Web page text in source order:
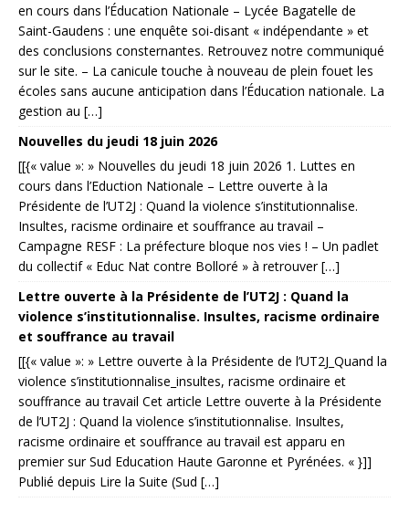
en cours dans l’Éducation Nationale – Lycée Bagatelle de
Saint-Gaudens : une enquête soi-disant « indépendante » et
des conclusions consternantes. Retrouvez notre communiqué
sur le site. – La canicule touche à nouveau de plein fouet les
écoles sans aucune anticipation dans l’Éducation nationale. La
gestion au […]
Nouvelles du jeudi 18 juin 2026
[[{« value »: » Nouvelles du jeudi 18 juin 2026 1. Luttes en
cours dans l’Eduction Nationale – Lettre ouverte à la
Présidente de l’UT2J : Quand la violence s’institutionnalise.
Insultes, racisme ordinaire et souffrance au travail –
Campagne RESF : La préfecture bloque nos vies ! – Un padlet
du collectif « Educ Nat contre Bolloré » à retrouver […]
Lettre ouverte à la Présidente de l’UT2J : Quand la
violence s’institutionnalise. Insultes, racisme ordinaire
et souffrance au travail
[[{« value »: » Lettre ouverte à la Présidente de l’UT2J_Quand la
violence s’institutionnalise_insultes, racisme ordinaire et
souffrance au travail Cet article Lettre ouverte à la Présidente
de l’UT2J : Quand la violence s’institutionnalise. Insultes,
racisme ordinaire et souffrance au travail est apparu en
premier sur Sud Education Haute Garonne et Pyrénées. « }]]
Publié depuis Lire la Suite (Sud […]